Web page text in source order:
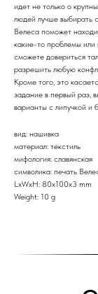
идет не только о
людей лучше выбирать
Велеса поможет
какие-то проблемы
сможете довериться
разрешить любую
Кроме того, это
задание в первый раз,
варианты с липучкой и
вид: нашивка
материал: текстиль
мифология: славянская
символика: печать
LxWxH: 80x100x3 mm
Weight: 10 g